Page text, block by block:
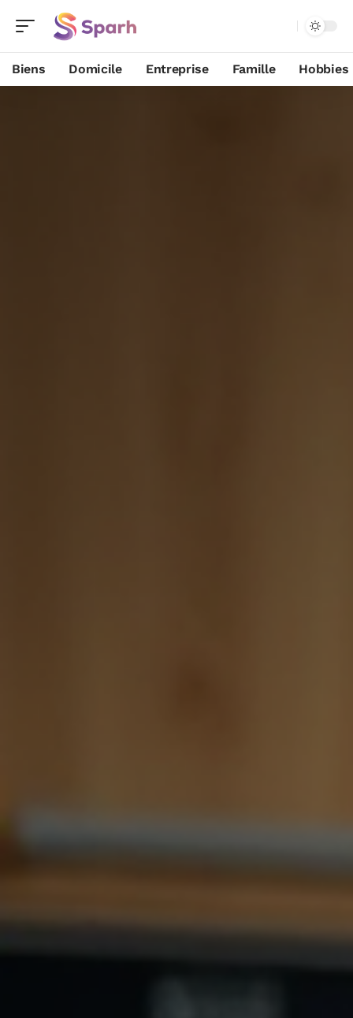
Biens Domicile Entreprise Famille Hobbies